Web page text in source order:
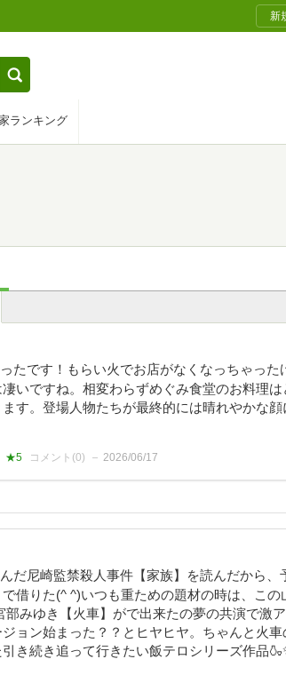
新
ランキング
たです！もらい火でお店がなくなっちゃった
いですね。相変わらずめぐみ食堂のお料理
す。登場人物たちが最終的には晴れやかな
★5 コメント(0) 2026/06/17
だ尼崎監禁殺人事件【家族】を読んだから、
で借りた(^ ^)いつも重ための題材の時は、こ
部みゆき【火車】がで出来たの夢の共演で激
ョン始まった？？とヒヤヒヤ。ちゃんと火
き続き追って行きたい飯テロシリーズ作品